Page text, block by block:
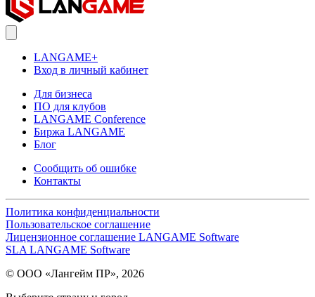
LANGAME+
Вход в личный кабинет
Для бизнеса
ПО для клубов
LANGAME Conference
Биржа LANGAME
Блог
Сообщить об ошибке
Контакты
Политика конфиденциальности
Пользовательское соглашение
Лицензионное соглашение LANGAME Software
SLA LANGAME Software
© ООО «Лангейм ПР», 2026